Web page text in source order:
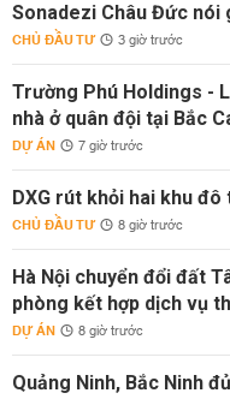
Sonadezi Châu Đức nói
CHỦ ĐẦU TƯ 3 giờ trước
Trường Phú Holdings -
nhà ở quân đội tại Bắc
DỰ ÁN 7 giờ trước
DXG rút khỏi hai khu đô
CHỦ ĐẦU TƯ 8 giờ trước
Hà Nội chuyển đổi đất
phòng kết hợp dịch vụ
DỰ ÁN 8 giờ trước
Quảng Ninh, Bắc Ninh